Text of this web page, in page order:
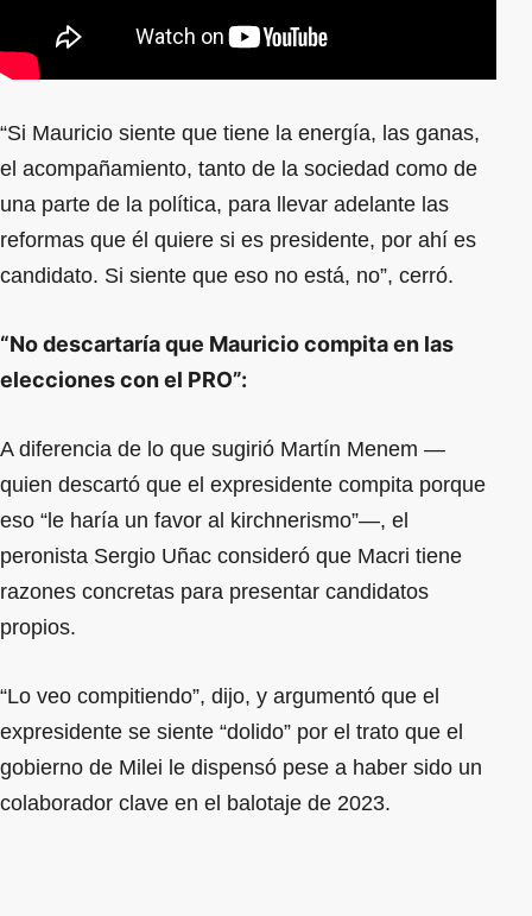
“Si Mauricio siente que tiene la energía, las ganas,
el acompañamiento, tanto de la sociedad como de
una parte de la política, para llevar adelante las
reformas que él quiere si es presidente, por ahí es
candidato. Si siente que eso no está, no”, cerró.
“No descartaría que Mauricio compita en las
elecciones con el PRO”:
A diferencia de lo que sugirió Martín Menem —
quien descartó que el expresidente compita porque
eso “le haría un favor al kirchnerismo”—, el
peronista Sergio Uñac consideró que Macri tiene
razones concretas para presentar candidatos
propios.
“Lo veo compitiendo”, dijo, y argumentó que el
expresidente se siente “dolido” por el trato que el
gobierno de Milei le dispensó pese a haber sido un
colaborador clave en el balotaje de 2023.